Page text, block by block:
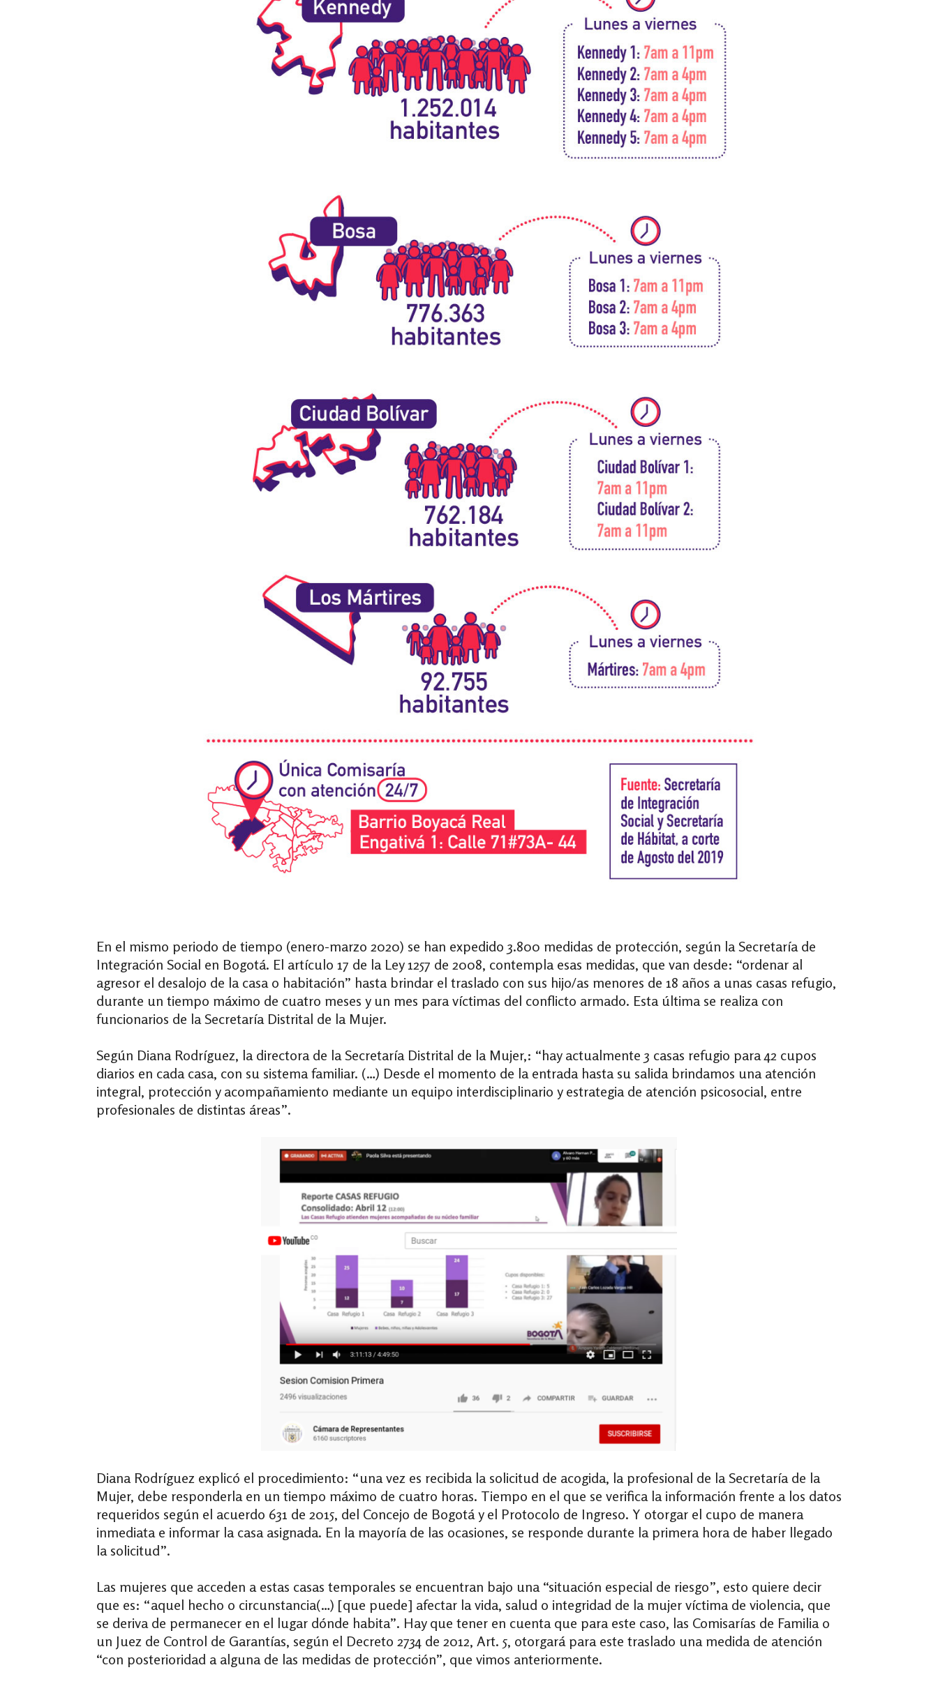
En el mismo periodo de tiempo (enero-marzo 2020) se han expedido 3.800 medidas de protección, según la Secretaría de
Integración Social en Bogotá. El artículo 17 de la Ley 1257 de 2008, contempla esas medidas, que van desde: “ordenar al
agresor el desalojo de la casa o habitación” hasta brindar el traslado con sus hijo/as menores de 18 años a unas casas refugio,
durante un tiempo máximo de cuatro meses y un mes para víctimas del conflicto armado. Esta última se realiza con
funcionarios de la Secretaría Distrital de la Mujer.
Según Diana Rodríguez, la directora de la Secretaría Distrital de la Mujer,: “hay actualmente 3 casas refugio para 42 cupos
diarios en cada casa, con su sistema familiar. (…) Desde el momento de la entrada hasta su salida brindamos una atención
integral, protección y acompañamiento mediante un equipo interdisciplinario y estrategia de atención psicosocial, entre
profesionales de distintas áreas”.
Diana Rodríguez explicó el procedimiento: “una vez es recibida la solicitud de acogida, la profesional de la Secretaría de la
Mujer, debe responderla en un tiempo máximo de cuatro horas. Tiempo en el que se verifica la información frente a los datos
requeridos según el acuerdo 631 de 2015, del Concejo de Bogotá y el Protocolo de Ingreso. Y otorgar el cupo de manera
inmediata e informar la casa asignada. En la mayoría de las ocasiones, se responde durante la primera hora de haber llegado
la solicitud”.
Las mujeres que acceden a estas casas temporales se encuentran bajo una “situación especial de riesgo”, esto quiere decir
que es: “aquel hecho o circunstancia(…) [que puede] afectar la vida, salud o integridad de la mujer víctima de violencia, que
se deriva de permanecer en el lugar dónde habita”. Hay que tener en cuenta que para este caso, las Comisarías de Familia o
un Juez de Control de Garantías, según el Decreto 2734 de 2012, Art. 5, otorgará para este traslado una medida de atención
“con posterioridad a alguna de las medidas de protección”, que vimos anteriormente.